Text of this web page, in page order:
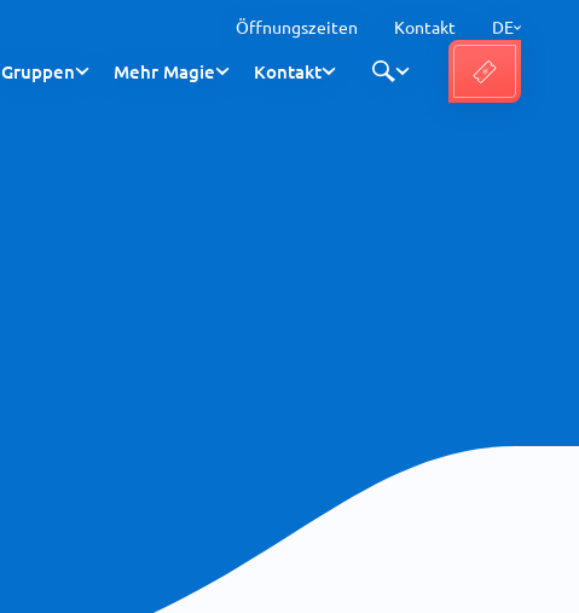
Öffnungszeiten Kontakt DE
Gruppen Mehr Magie Kontakt